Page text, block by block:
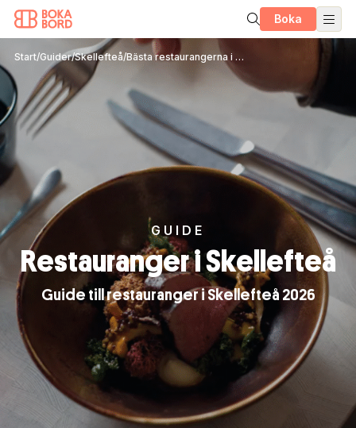
Boka
Start/Guider/Skellefteå/ Bästa restaurangerna i Skellefteå – våra tips
GUIDE
Restauranger i Skellefteå
Guide till restauranger i Skellefteå 2026